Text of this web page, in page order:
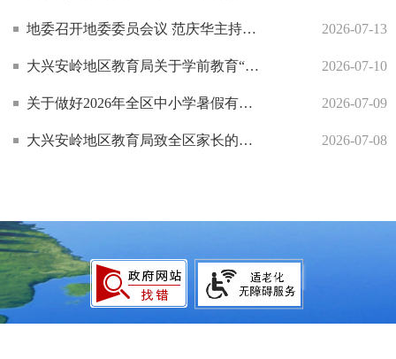
2026-07-13
地委召开地委委员会议 范庆华主持并讲话
2026-07-10
大兴安岭地区教育局关于学前教育“小学化”专项治理检查情况的通报（第二期）
2026-07-09
关于做好2026年全区中小学暑假有关工作的通知
2026-07-08
大兴安岭地区教育局致全区家长的一封信